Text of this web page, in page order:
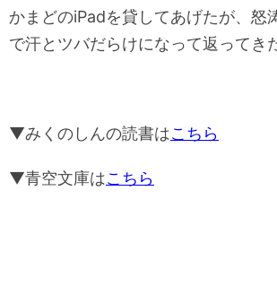
かまどのiPadを貸してあげたが、怒
で汗とツバだらけになって返ってき
▼みくのしんの読書はこちら
▼青空文庫はこちら